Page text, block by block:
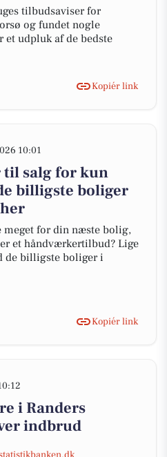
tilbudsaviser for
og fundet nogle
et udpluk af de bedste
Kopiér link
10:01
til salg for kun
billigste boliger
meget for din næste bolig,
et håndværkertilbud? Lige
de billigste boliger i
Kopiér link
i Randers
indbrud